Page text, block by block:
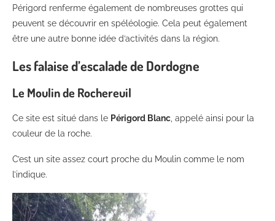
Périgord renferme également de nombreuses grottes qui
peuvent se découvrir en spéléologie. Cela peut également
être une autre bonne idée d’activités dans la région.
Les falaise d’escalade de Dordogne
Le Moulin de Rochereuil
Ce site est situé dans le Périgord Blanc, appelé ainsi pour la
couleur de la roche.
C’est un site assez court proche du Moulin comme le nom
l’indique.